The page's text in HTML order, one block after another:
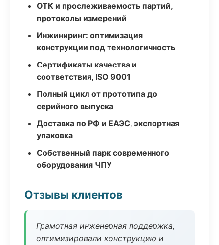
ОТК и прослеживаемость партий,
протоколы измерений
Инжиниринг: оптимизация
конструкции под технологичность
Сертификаты качества и
соответствия, ISO 9001
Полный цикл от прототипа до
серийного выпуска
Доставка по РФ и ЕАЭС, экспортная
упаковка
Собственный парк современного
оборудования ЧПУ
Отзывы клиентов
Грамотная инженерная поддержка,
оптимизировали конструкцию и